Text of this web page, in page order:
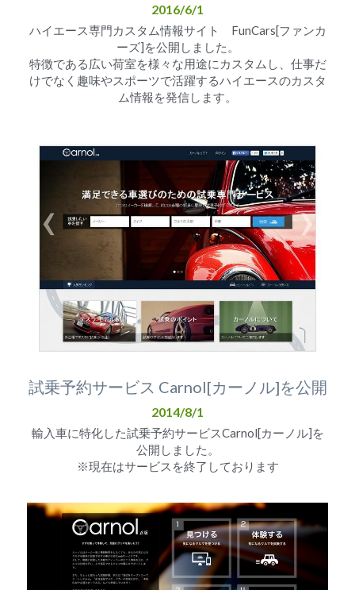
2016/6/1
ハイエース専門カスタム情報サイト　FunCars[ファンカ
ーズ]を公開しました。
特徴である広い荷室を様々な用途にカスタムし、仕事だ
けでなく趣味やスポーツで活躍するハイエースのカスタ
ム情報を発信します。
試乗予約サービス Carnol[カーノル]を公開
2014/8/1
輸入車に特化した試乗予約サービスCarnol[カーノル]を
公開しました。
※現在はサービスを終了しております